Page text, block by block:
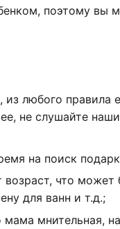
поэтому вы
любого правила
не слушайте
на поиск
что может
для ванн и т.д.;
мнительная,